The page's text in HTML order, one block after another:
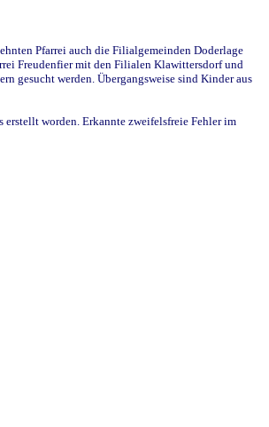
Pfarrei auch die Filialgemeinden Doderlage
Freudenfier mit den Filialen Klawittersdorf und
gesucht werden. Übergangsweise sind Kinder aus
worden. Erkannte zweifelsfreie Fehler im